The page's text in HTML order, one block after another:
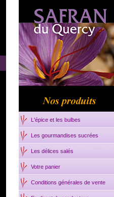
L'épice et les bulbes
Les gourmandises sucrées
Les délices salés
Votre panier
Conditions générales de vente